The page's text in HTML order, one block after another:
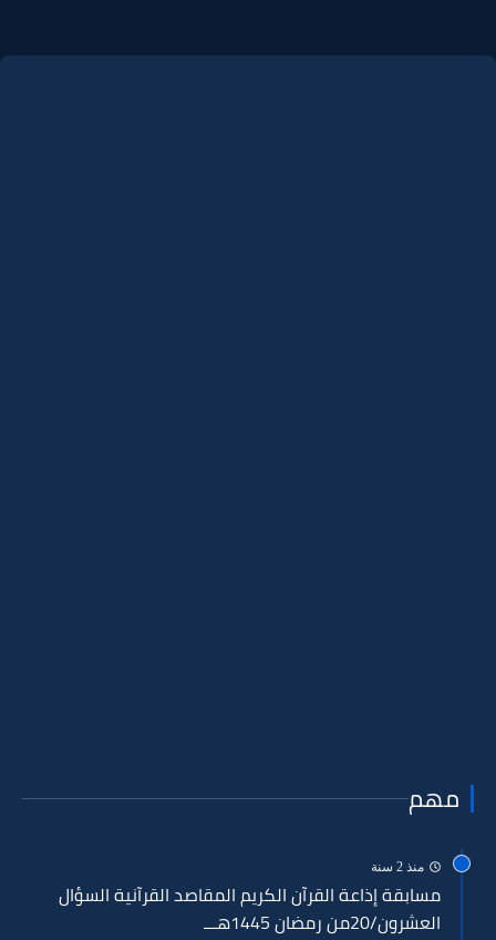
مهم
منذ 2 سنة
مسابقة إذاعة القرآن الكريم المقاصد القرآنية السؤال
العشرون/20من رمضان 1445هـــ